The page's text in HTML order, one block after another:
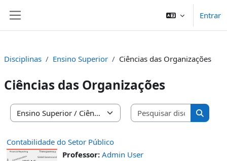
Entrar
Disciplinas Ensino Superior Ciências das Organizações
Ciências das Organizações
Categorias de disciplinas
Contabilidade do Setor Público
Professor: Admin User